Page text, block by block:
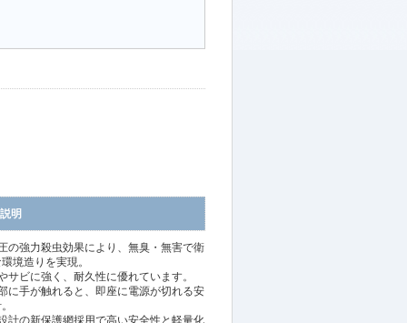
明
の強力殺虫効果により、無臭・無害で衛
境造りを実現。
サビに強く、耐久性に優れています。
に手が触れると、即座に電源が切れる安
計の新保護網採用で高い安全性と軽量化